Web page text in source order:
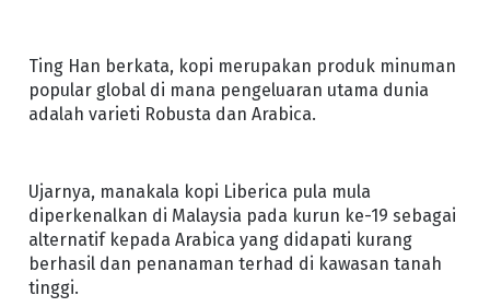
Ting Han berkata, kopi merupakan produk minuman
popular global di mana pengeluaran utama dunia
adalah varieti Robusta dan Arabica.
Ujarnya, manakala kopi Liberica pula mula
diperkenalkan di Malaysia pada kurun ke-19 sebagai
alternatif kepada Arabica yang didapati kurang
berhasil dan penanaman terhad di kawasan tanah
tinggi.